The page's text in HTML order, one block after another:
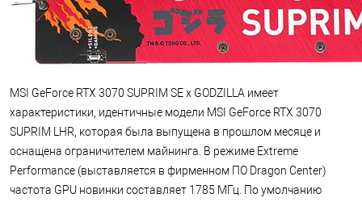
MSI GeForce RTX 3070 SUPRIM SE x GODZILLA имеет
характеристики, идентичные модели MSI GeForce RTX 3070
SUPRIM LHR, которая была выпущена в прошлом месяце и
оснащена ограничителем майнинга. В режиме Extreme
Performance (выставляется в фирменном ПО Dragon Center)
частота GPU новинки составляет 1785 МГц. По умолчанию